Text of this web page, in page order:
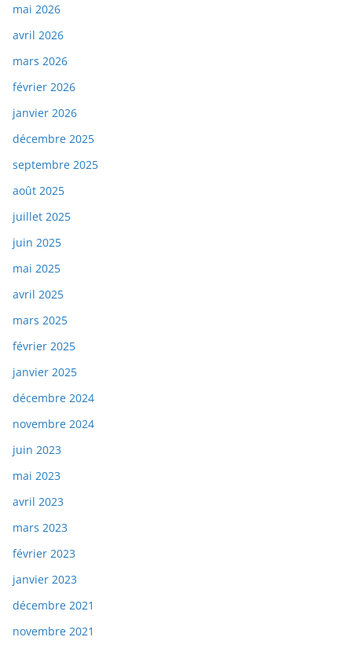
mai 2026
avril 2026
mars 2026
février 2026
janvier 2026
décembre 2025
septembre 2025
août 2025
juillet 2025
juin 2025
mai 2025
avril 2025
mars 2025
février 2025
janvier 2025
décembre 2024
novembre 2024
juin 2023
mai 2023
avril 2023
mars 2023
février 2023
janvier 2023
décembre 2021
novembre 2021